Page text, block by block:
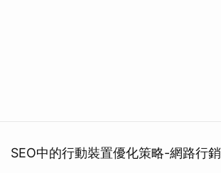
SEO中的行動裝置優化策略-網路行銷